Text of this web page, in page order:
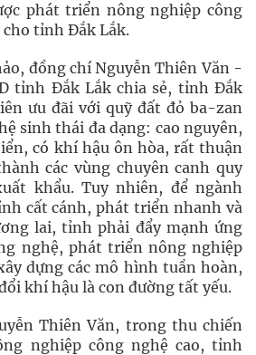
phát triển nông nghiệp công
cho tỉnh Đắk Lắk.
đồng chí Nguyễn Thiên Văn -
tỉnh Đắk Lắk chia sẻ, tỉnh Đắk
ưu đãi với quỹ đất đỏ ba-zan
sinh thái đa dạng: cao nguyên,
có khí hậu ôn hòa, rất thuận
các vùng chuyên canh quy
khẩu. Tuy nhiên, để ngành
cất cánh, phát triển nhanh và
lai, tỉnh phải đẩy mạnh ứng
nghệ, phát triển nông nghiệp
dựng các mô hình tuần hoàn,
khí hậu là con đường tất yếu.
Thiên Văn, trong thu chiến
nghiệp công nghệ cao, tỉnh